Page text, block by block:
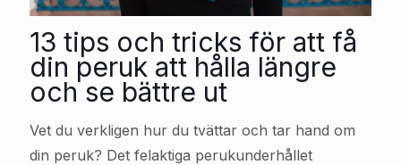
13 tips och tricks för att få
din peruk att hålla längre
och se bättre ut
Vet du verkligen hur du tvättar och tar hand om
din peruk? Det felaktiga perukunderhållet